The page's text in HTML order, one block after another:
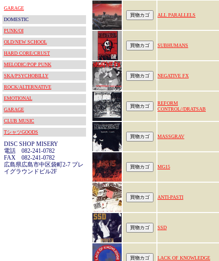
GARAGE
DOMESTIC
PUNK/OI
OLD/NEW SCHOOL
HARD CORE/CRUST
MELODIC/POP PUNK
SKA/PSYCHOBILLY
ROCK/ALTERNATIVE
EMOTIONAL
GARAGE
CLUB MUSIC
TシャツGOODS
DISC SHOP MISERY
電話 082-241-0782
FAX 082-241-0782
広島県広島市中区袋町2-7 プレ
イグラウンドビル2F
ALL PARALLELS
SUBHUMANS
NEGATIVE FX
REFORM
CONTROL//DRATSAB
MASSGRAV
MG15
ANTI-PASTI
SSD
LACK OF KNOWLEDGE